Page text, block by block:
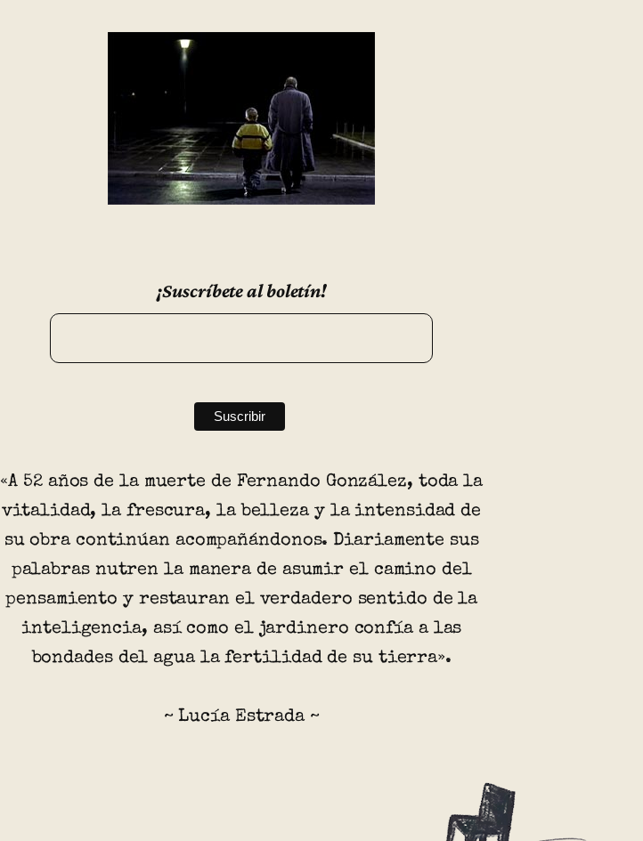
¡Suscríbete al boletín!
«A 52 años de la muerte de Fernando González, toda la
vitalidad, la frescura, la belleza y la intensidad de
su obra continúan acompañándonos. Diariamente sus
palabras nutren la manera de asumir el camino del
pensamiento y restauran el verdadero sentido de la
inteligencia, así como el jardinero confía a las
bondades del agua la fertilidad de su tierra».
~ Lucía Estrada ~